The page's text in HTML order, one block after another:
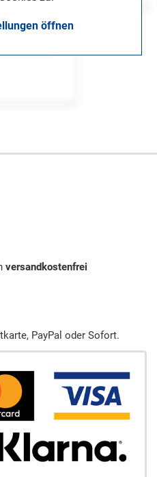
öffnen
versandkostenfrei
PayPal oder Sofort.